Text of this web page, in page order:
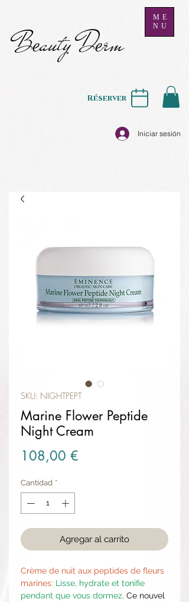
Beauty Derm
ME
NU
Iniciar sesión
Réserver
SKU: NIGHTPEPT
Marine Flower Peptide
Night Cream
108,00 €
Cantidad *
Agregar al carrito
Crème de nuit aux peptides de fleurs
marines: Lisse, hydrate et tonifie
pendant que vous dormez. Ce nouvel